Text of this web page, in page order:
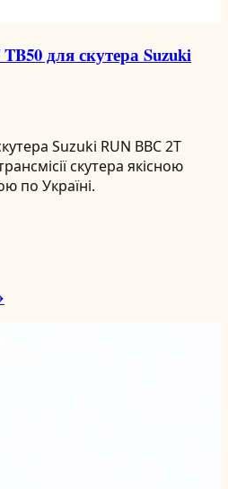
для скутера Suzuki
Suzuki RUN BBC 2T
скутера якісною
по Україні.